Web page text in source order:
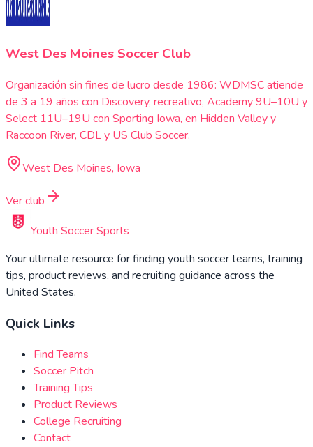
West Des Moines Soccer Club
Organización sin fines de lucro desde 1986: WDMSC atiende
de 3 a 19 años con Discovery, recreativo, Academy 9U–10U y
Select 11U–19U con Sporting Iowa, en Hidden Valley y
Raccoon River, CDL y US Club Soccer.
West Des Moines, Iowa
Ver club
Youth Soccer Sports
Your ultimate resource for finding youth soccer teams, training
tips, product reviews, and recruiting guidance across the
United States.
Quick Links
Find Teams
Soccer Pitch
Training Tips
Product Reviews
College Recruiting
Contact